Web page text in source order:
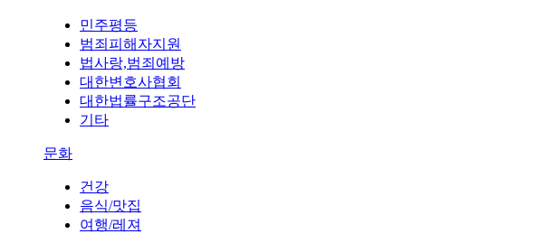
민주평등
범죄피해자지원
법사랑,범죄예방
대한변호사협회
대한법률구조공단
기타
문화
건강
음식/맛집
여행/레져